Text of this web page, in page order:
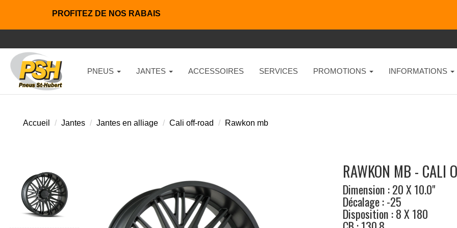
PROFITEZ DE NOS RABAIS
PNEUS JANTES ACCESSOIRES SERVICES PROMOTIONS INFORMATIONS
Accueil Jantes Jantes en alliage Cali off-road Rawkon mb
RAWKON MB - CALI
Dimension : 20 X 10.0"
Décalage : -25
Disposition : 8 X 180